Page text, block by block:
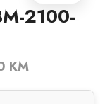
2100-
KM